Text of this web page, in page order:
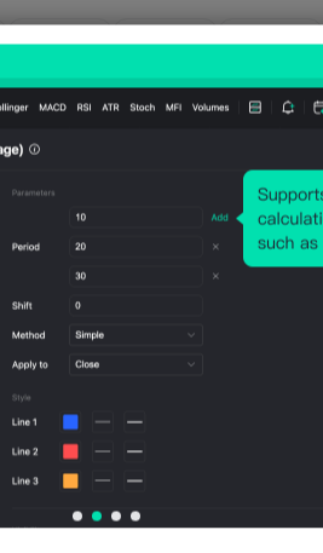
مؤشر
أسعار
لك
CPI
(معدل
موسمي
مؤشر
أسعار
مؤشر
أسعار
المسته
موسمي
ا)